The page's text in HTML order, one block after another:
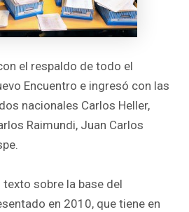
el respaldo de todo el
Encuentro e ingresó con las
nacionales Carlos Heller,
Raimundi, Juan Carlos
texto sobre la base del
en 2010, que tiene en